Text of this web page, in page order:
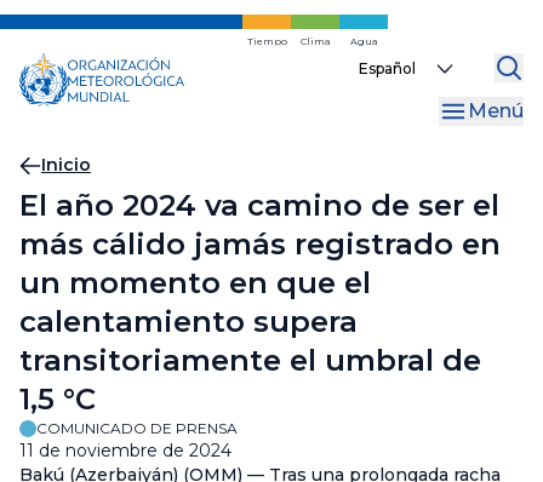
Ir
contenido
principal
Tiempo Clima Agua
Select
Menú
Migas
de
pan
Inicio
El año 2024 va camino de ser el
más cálido jamás registrado en
un momento en que el
calentamiento supera
transitoriamente el umbral de
1,5 °C
COMUNICADO DE PRENSA
11 de noviembre de 2024
Bakú (Azerbaiyán) (OMM) — Tras una prolongada racha